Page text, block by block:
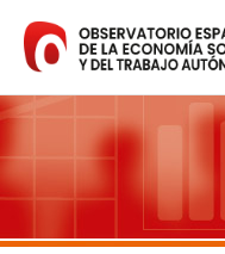
contenido